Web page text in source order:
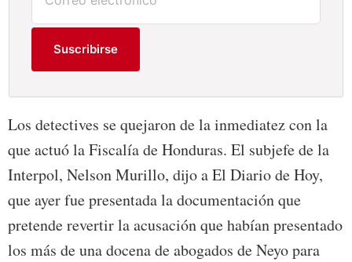
Suscribirse
Los detectives se quejaron de la inmediatez con la
que actuó la Fiscalía de Honduras. El subjefe de la
Interpol, Nelson Murillo, dijo a El Diario de Hoy,
que ayer fue presentada la documentación que
pretende revertir la acusación que habían presentado
los más de una docena de abogados de Neyo para